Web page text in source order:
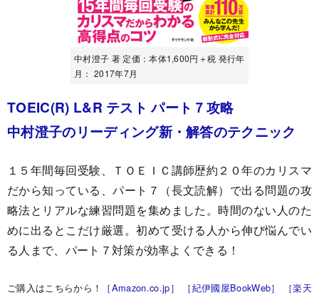
中村澄子 著 定価：本体1,600円＋税 発行年
月： 2017年7月
TOEIC(R) L&R テスト パート７攻略
中村澄子のリーディング新・解答のテクニック
１５年間毎回受験、ＴＯＥＩＣ講師歴約２０年のカリスマ
だから知っている、パート７（長文読解）で出る問題の攻
略法とリアルな練習問題を集めました。時間のない人のた
めに出るとこだけ厳選。初めて受ける人から伸び悩んでい
る人まで、パート７対策が効率よくできる！
ご購入はこちらから！ ［Amazon.co.jp］ ［紀伊國屋BookWeb］
［楽天